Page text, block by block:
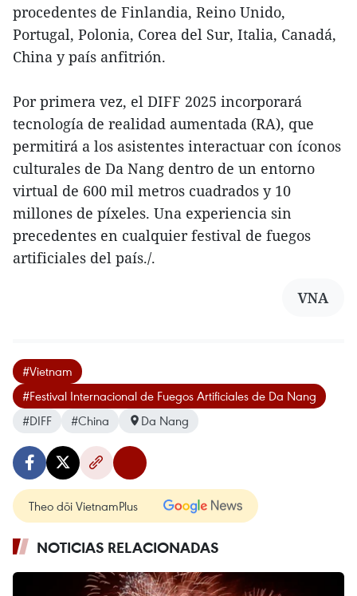
procedentes de Finlandia, Reino Unido,
Portugal, Polonia, Corea del Sur, Italia, Canadá,
China y país anfitrión.
Por primera vez, el DIFF 2025 incorporará
tecnología de realidad aumentada (RA), que
permitirá a los asistentes interactuar con íconos
culturales de Da Nang dentro de un entorno
virtual de 600 mil metros cuadrados y 10
millones de píxeles. Una experiencia sin
precedentes en cualquier festival de fuegos
artificiales del país./.
VNA
#Vietnam
#Festival Internacional de Fuegos Artificiales de Da Nang
#DIFF
#China Da Nang
Theo dõi VietnamPlus
NOTICIAS RELACIONADAS